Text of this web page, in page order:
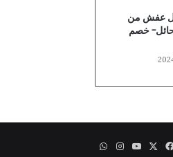
نقل عفش من
خصم
فيسبوك يوتيوبانستقرامواتساب